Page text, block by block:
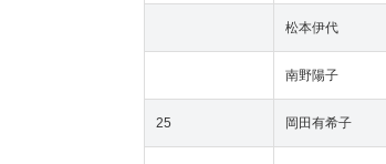
松本伊代
南野陽子
25 岡田有希子